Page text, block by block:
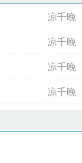
凉千晚
凉千晚
凉千晚
凉千晚